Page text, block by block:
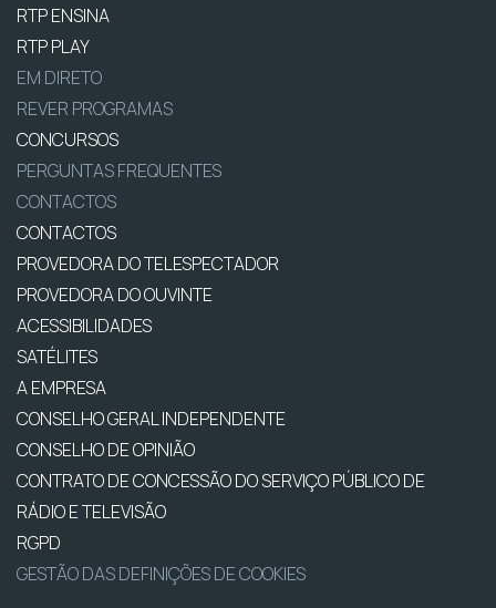
RTP ENSINA
RTP PLAY
EM DIRETO
REVER PROGRAMAS
CONCURSOS
PERGUNTAS FREQUENTES
CONTACTOS
CONTACTOS
PROVEDORA DO TELESPECTADOR
PROVEDORA DO OUVINTE
ACESSIBILIDADES
SATÉLITES
A EMPRESA
CONSELHO GERAL INDEPENDENTE
CONSELHO DE OPINIÃO
CONTRATO DE CONCESSÃO DO SERVIÇO PÚBLICO DE
RÁDIO E TELEVISÃO
RGPD
GESTÃO DAS DEFINIÇÕES DE COOKIES